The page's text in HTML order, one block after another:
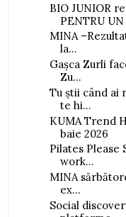
BIO JUNIOR
PENTRU
MINA
la...
Gașca Zurli
Zu...
Tu știi când ai
te hi...
KUMA Trend
baie 2026
Pilates Please
work...
MINA
ex...
Social